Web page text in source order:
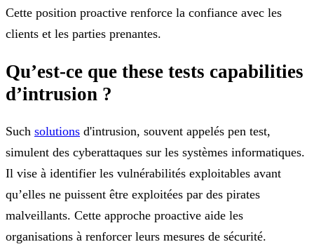
Cette position proactive renforce la confiance avec les
clients et les parties prenantes.
Qu’est-ce que these tests capabilities
d’intrusion ?
Such solutions d'intrusion, souvent appelés pen test,
simulent des cyberattaques sur les systèmes informatiques.
Il vise à identifier les vulnérabilités exploitables avant
qu’elles ne puissent être exploitées par des pirates
malveillants. Cette approche proactive aide les
organisations à renforcer leurs mesures de sécurité.